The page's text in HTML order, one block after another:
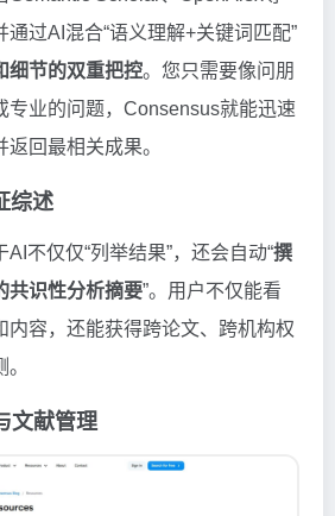
过AI混合“语义理解+关键词匹配”
细节的双重把控。您只需要像问朋
专业的问题，Consensus就能迅速
回最相关成果。
综述
不仅仅“列举结果”，还会自动“撰
共识性分析摘要”。用户不仅能看
内容，还能获得跨论文、跨机构权
文献管理